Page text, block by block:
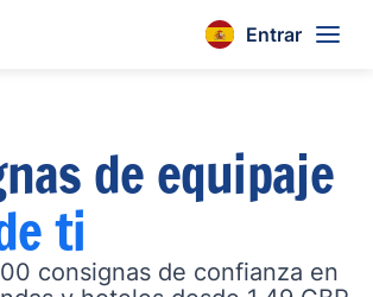
Entrar
de equipaje
ti
consignas de confianza en